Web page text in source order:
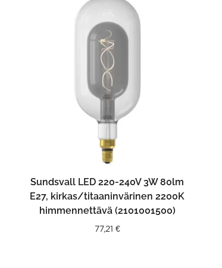
LISÄÄ OSTOSKORIIN
Sundsvall LED 220-240V 3W 80lm
E27, kirkas/titaaninvärinen 2200K
himmennettävä (2101001500)
77,21 €